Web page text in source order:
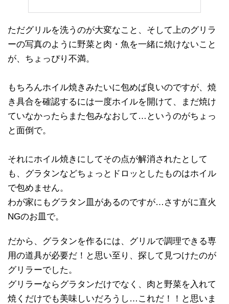
ただグリルを洗うのが大変なこと、そして上のグリラ
ーの写真のように野菜と肉・魚を一緒に焼けないこと
が、ちょっぴり不満。
もちろんホイル焼きみたいに包めば良いのですが、焼
き具合を確認するには一度ホイルを開けて、まだ焼け
ていなかったらまた包みなおして…というのがちょっ
と面倒で。
それにホイル焼きにしてその点が解消されたとして
も、グラタンなどちょっとドロッとしたものはホイル
で包めません。
わが家にもグラタン皿があるのですが…さすがに直火
NGのお皿で。
だから、グラタンを作るには、グリルで調理できる専
用の道具が必要だ！と思い至り、探して見つけたのが
グリラーでした。
グリラーならグラタンだけでなく、肉と野菜を入れて
焼くだけでも美味しいだろうし…これだ！！と思いま